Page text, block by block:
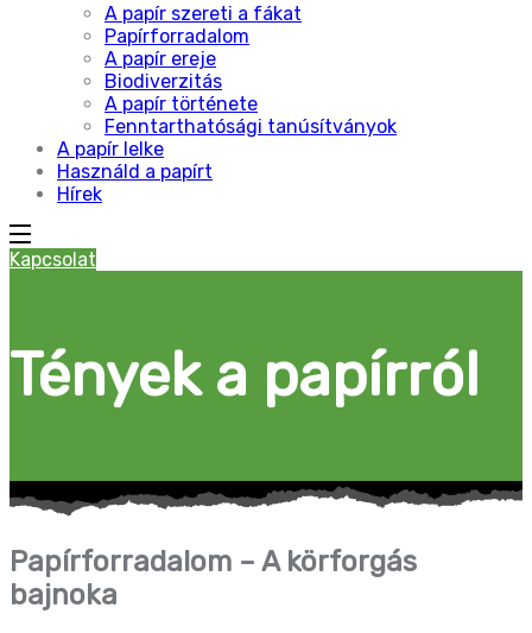
A papír szereti a fákat
Papírforradalom
A papír ereje
Biodiverzitás
A papír története
Fenntarthatósági tanúsítványok
A papír lelke
Használd a papírt
Hírek
Kapcsolat
Tények a papírról
Papírforradalom – A körforgás
bajnoka